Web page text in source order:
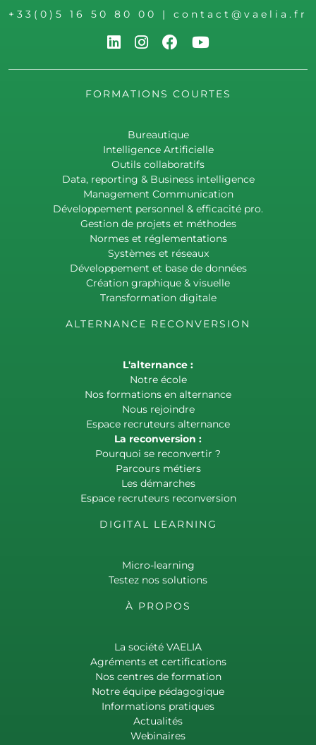
+33(0)5 16 50 80 00 | contact@vaelia.fr
FORMATIONS COURTES
Bureautique
Intelligence Artificielle
Outils collaboratifs
Data, reporting & Business intelligence
Management Communication
Développement personnel & efficacité pro.
Gestion de projets et méthodes
Normes et réglementations
Systèmes et réseaux
Développement et base de données
Création graphique & visuelle
Transformation digitale
ALTERNANCE RECONVERSION
L'alternance :
Notre école
Nos formations en alternance
Nous rejoindre
Espace recruteurs alternance
La reconversion :
Pourquoi se reconvertir ?
Parcours métiers
Les démarches
Espace recruteurs reconversion
DIGITAL LEARNING
Micro-learning
Testez nos solutions
À PROPOS
La société VAELIA
Agréments et certifications
Nos centres de formation
Notre équipe pédagogique
Informations pratiques
Actualités
Webinaires